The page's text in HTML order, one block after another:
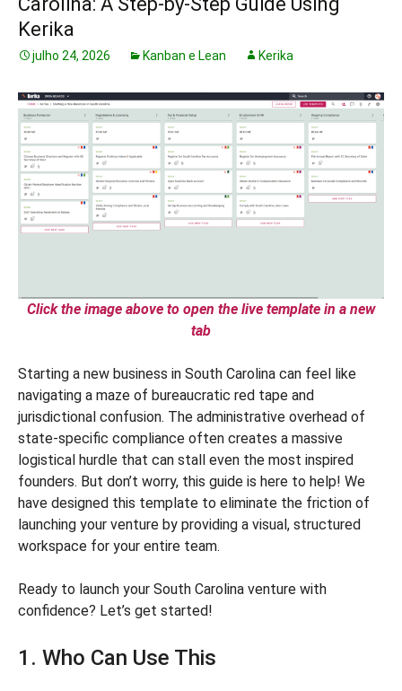
Kerika
julho 24, 2026 Kanban e Lean Kerika
Click the image above to open the live template in a new
tab
Starting a new business in South Carolina can feel like
navigating a maze of bureaucratic red tape and
jurisdictional confusion. The administrative overhead of
state-specific compliance often creates a massive
logistical hurdle that can stall even the most inspired
founders. But don’t worry, this guide is here to help! We
have designed this template to eliminate the friction of
launching your venture by providing a visual, structured
workspace for your entire team.
Ready to launch your South Carolina venture with
confidence? Let’s get started!
1. Who Can Use This